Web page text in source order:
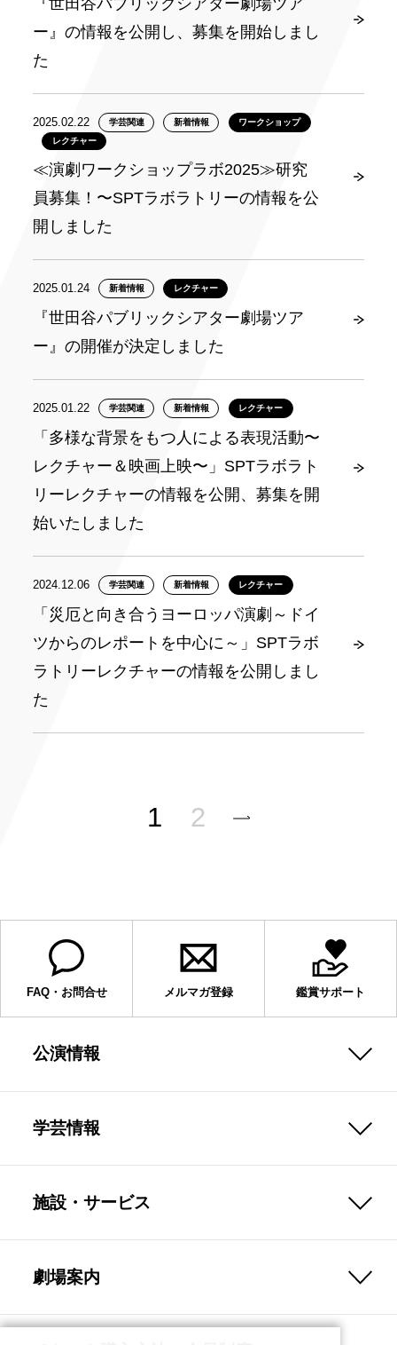
ー』の情報を公開し、募集を開始しまし
た
2025.02.22 学芸関連 新着情報
ワークショップ
レクチャー
≪演劇ワークショップラボ2025≫研究
員募集！〜SPTラボラトリーの情報を公
開しました
2025.01.24 新着情報 レクチャー
『世田谷パブリックシアター劇場ツア
ー』の開催が決定しました
2025.01.22 学芸関連 新着情報 レクチャー
「多様な背景をもつ人による表現活動〜
レクチャー＆映画上映〜」SPTラボラト
リーレクチャーの情報を公開、募集を開
始いたしました
2024.12.06 学芸関連 新着情報 レクチャー
「災厄と向き合うヨーロッパ演劇～ドイ
ツからのレポートを中心に～」SPTラボ
ラトリーレクチャーの情報を公開しまし
た
1 2
FAQ・お問合せ メルマガ登録 鑑賞サポート
公演情報
学芸情報
施設・サービス
劇場案内